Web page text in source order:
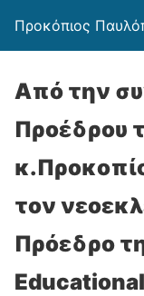
Προκόπιος
Από την
Προέδρου
τον
Πρόεδρο